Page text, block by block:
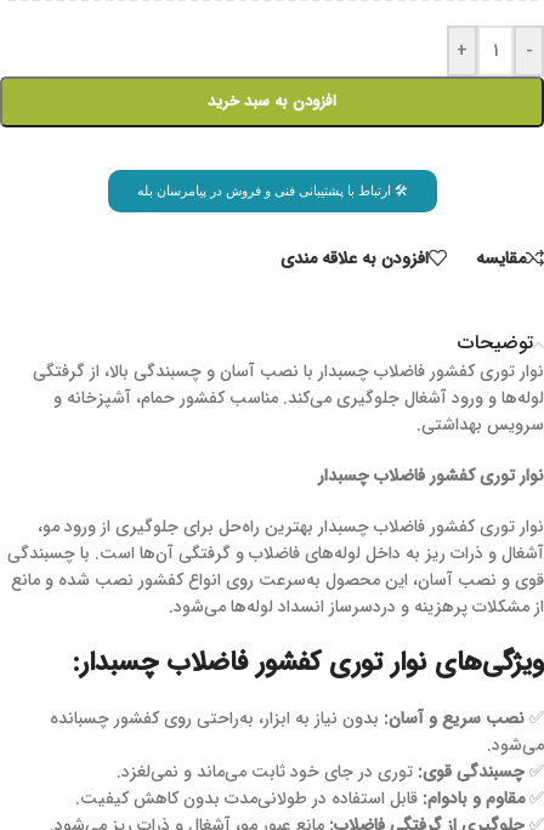
-
+
افزودن به سبد خرید
🛠 ارتباط با پشتیبانی فنی و فروش در پیامرسان بله
مقايسه افزودن به علاقه مندی
توضیحات
نوار توری کفشور فاضلاب چسبدار با نصب آسان و چسبندگی بالا، از گرفتگی
لوله‌ها و ورود آشغال جلوگیری می‌کند. مناسب کفشور حمام، آشپزخانه و
سرویس بهداشتی.
نوار توری کفشور فاضلاب چسبدار
نوار توری کفشور فاضلاب چسبدار بهترین راه‌حل برای جلوگیری از ورود مو،
آشغال و ذرات ریز به داخل لوله‌های فاضلاب و گرفتگی آن‌ها است. با چسبندگی
قوی و نصب آسان، این محصول به‌سرعت روی انواع کفشور نصب شده و مانع
از مشکلات پرهزینه و دردسرساز انسداد لوله‌ها می‌شود.
ویژگی‌های نوار توری کفشور فاضلاب چسبدار:
✅نصب سریع و آسان: بدون نیاز به ابزار، به‌راحتی روی کفشور چسبانده
می‌شود.
✅چسبندگی قوی: توری در جای خود ثابت می‌ماند و نمی‌لغزد.
✅مقاوم و بادوام: قابل استفاده در طولانی‌مدت بدون کاهش کیفیت.